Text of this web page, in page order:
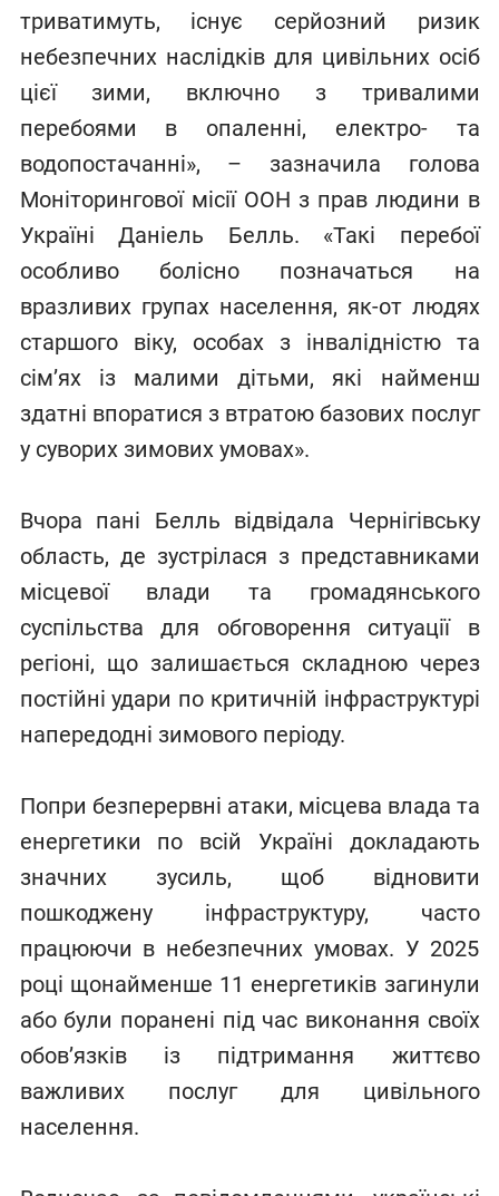
триватимуть, існує серйозний ризик
небезпечних наслідків для цивільних осіб
цієї зими, включно з тривалими
перебоями в опаленні, електро- та
водопостачанні», – зазначила голова
Моніторингової місії ООН з прав людини в
Україні Даніель Белль. «Такі перебої
особливо болісно позначаться на
вразливих групах населення, як-от людях
старшого віку, особах з інвалідністю та
сім’ях із малими дітьми, які найменш
здатні впоратися з втратою базових послуг
у суворих зимових умовах».
Вчора пані Белль відвідала Чернігівську
область, де зустрілася з представниками
місцевої влади та громадянського
суспільства для обговорення ситуації в
регіоні, що залишається складною через
постійні удари по критичній інфраструктурі
напередодні зимового періоду.
Попри безперервні атаки, місцева влада та
енергетики по всій Україні докладають
значних зусиль, щоб відновити
пошкоджену інфраструктуру, часто
працюючи в небезпечних умовах. У 2025
році щонайменше 11 енергетиків загинули
або були поранені під час виконання своїх
обов’язків із підтримання життєво
важливих послуг для цивільного
населення.